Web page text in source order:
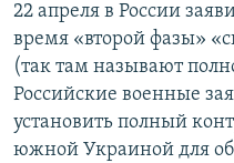
22 апреля в России
время «второй фазы»
(так там называют
Российские военные
установить полный
южной Украиной для